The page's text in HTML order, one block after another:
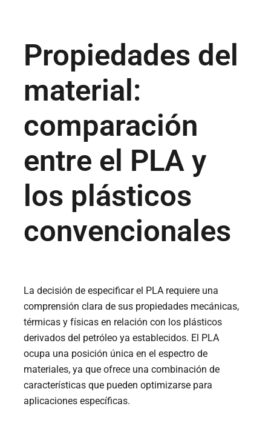
Propiedades del
material:
comparación
entre el PLA y
los plásticos
convencionales
La decisión de especificar el PLA requiere una
comprensión clara de sus propiedades mecánicas,
térmicas y físicas en relación con los plásticos
derivados del petróleo ya establecidos. El PLA
ocupa una posición única en el espectro de
materiales, ya que ofrece una combinación de
características que pueden optimizarse para
aplicaciones específicas.